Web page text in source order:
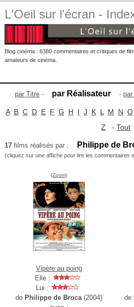
L'Oeil sur l'écran -
Blog cinéma : 6380 commentaires et critiques de
amateurs de cinéma.
par Titre - par Réalisateur -
A B C D E F G H I J K L M N O
Z -Tout
17films réalisés par : Philippe de
(cliquez sur une affiche pour lire les commentaires
(Zoom)
Vipère au poing
Elle :
Lui :
de Philippe de Broca(2004)
de